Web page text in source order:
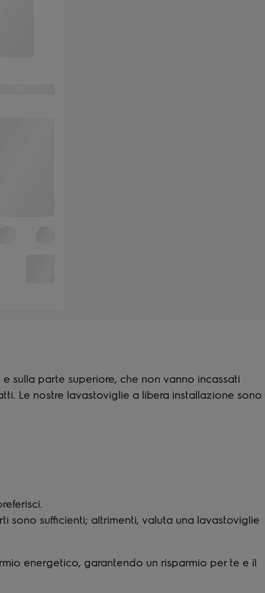
sulla parte superiore, che non vanno incassati
Le nostre lavastoviglie a libera installazione sono
sono sufficienti; altrimenti, valuta una lavastoviglie
energetico, garantendo un risparmio per te e il